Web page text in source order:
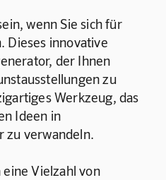
wenn Sie sich für
Dieses innovative
der Ihnen
zu
Werkzeug, das
Ideen in
zu verwandeln.
Vielzahl von